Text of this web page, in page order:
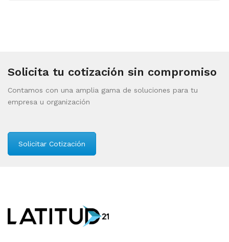
Solicita tu cotización sin compromiso
Contamos con una amplia gama de soluciones para tu
empresa u organización
Solicitar Cotización